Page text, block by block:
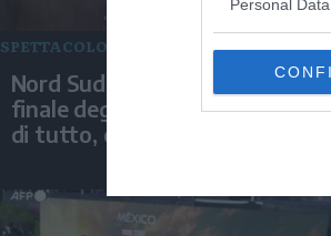
Personal
SPETTACOLO
Nord Sud Ovest Est, epico
finale degli 883: "Aspettatevi
di tutto, ci siamo superati"